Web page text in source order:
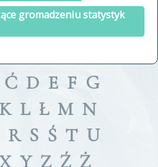
gromadzeniu statystyk
a tergo
Ć D E F G
K L Ł M N
R S Ś T U
Y Z Ź Ż